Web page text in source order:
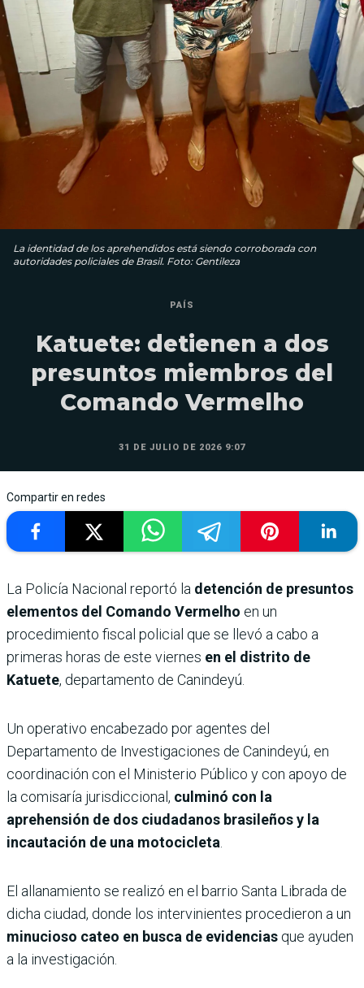
La identidad de los aprehendidos está siendo corroborada con
autoridades policiales de Brasil. Foto: Gentileza
PAÍS
Katuete: detienen a dos
presuntos miembros del
Comando Vermelho
31 DE JULIO DE 2026 9:07
Compartir en redes
La Policía Nacional reportó la detención de presuntos
elementos del Comando Vermelho en un
procedimiento fiscal policial que se llevó a cabo a
primeras horas de este viernes en el distrito de
Katuete, departamento de Canindeyú.
Un operativo encabezado por agentes del
Departamento de Investigaciones de Canindeyú, en
coordinación con el Ministerio Público y con apoyo de
la comisaría jurisdiccional, culminó con la
aprehensión de dos ciudadanos brasileños y la
incautación de una motocicleta
El allanamiento se realizó en el barrio Santa Librada de
dicha ciudad, donde los intervinientes procedieron a un
minucioso cateo en busca de evidencias que ayuden
a la investigación.